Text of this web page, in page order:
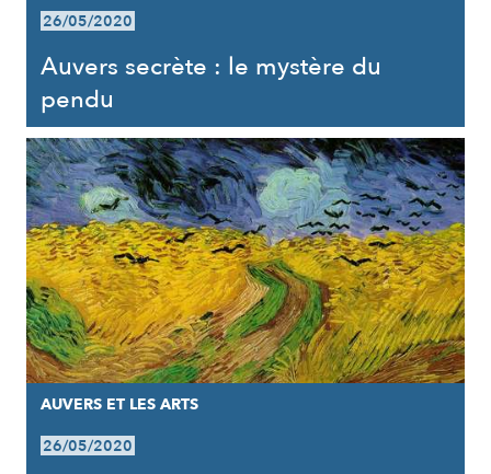
26/05/2020
Auvers secrète : le mystère du
pendu
AUVERS ET LES ARTS
26/05/2020